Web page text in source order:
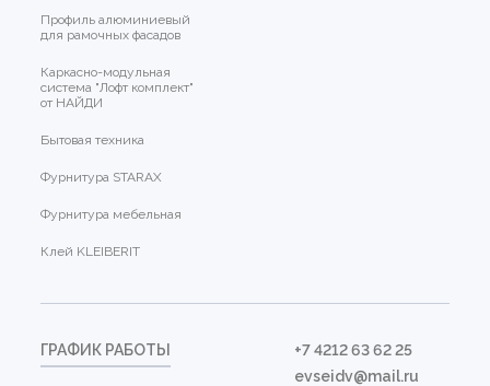
Профиль алюминиевый
для рамочных фасадов
Каркасно-модульная
система "Лофт комплект"
от НАЙДИ
Бытовая техника
Фурнитура STARAX
Фурнитура мебельная
Клей KLEIBERIT
ГРАФИК РАБОТЫ
+7 4212 63 62 25
evseidv@mail.ru